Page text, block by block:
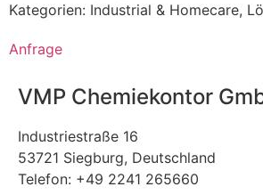
Kategorien: Industrial & Homecare,
Anfrage
VMP Chemiekontor
Industriestraße 16
53721 Siegburg, Deutschland
Telefon: +49 2241 265660